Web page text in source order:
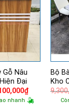
Gỗ Nâu
Đại
₫Giá
hiện
tại
nhanh
Bộ
Kho